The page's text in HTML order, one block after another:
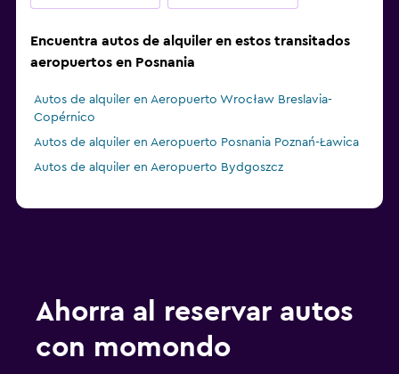
Encuentra autos de alquiler en estos transitados
aeropuertos en Posnania
Autos de alquiler en Aeropuerto Wrocław Breslavia-
Copérnico
Autos de alquiler en Aeropuerto Posnania Poznań-Ławica
Autos de alquiler en Aeropuerto Bydgoszcz
Ahorra al reservar autos
con momondo